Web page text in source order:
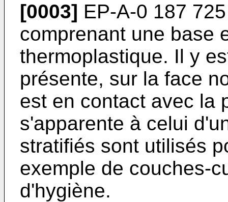
[0003] EP-A-0 187
comprenant une base
thermoplastique. Il y
présente, sur la face
est en contact avec la
s'apparente à celui
stratifiés sont utilisés
exemple de couches-
d'hygiène.